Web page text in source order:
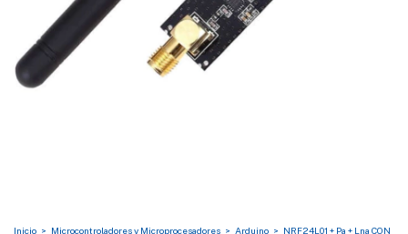
Inicio > Microcontroladores y Microprocesadores > Arduino > NRF24L01 + Pa + Lna CON